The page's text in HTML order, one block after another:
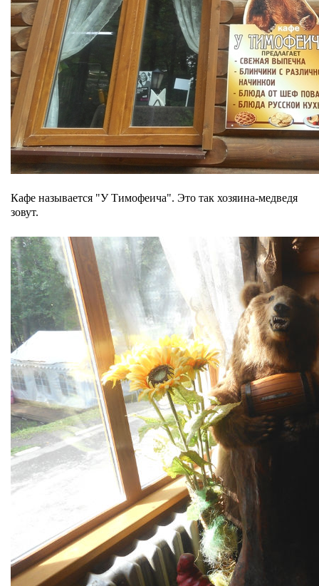
Кафе называется "У Тимофеича". Это так хозяина-медведя
зовут.